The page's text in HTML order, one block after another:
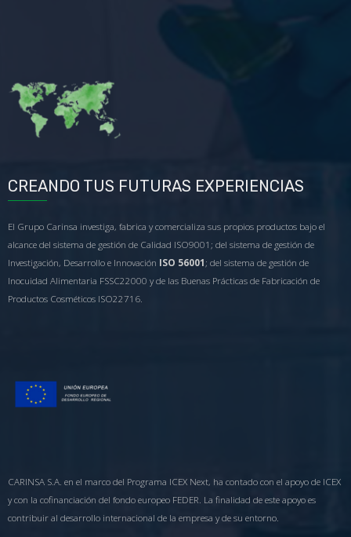
CREANDO TUS FUTURAS EXPERIENCIAS
El Grupo Carinsa investiga, fabrica y comercializa sus propios productos bajo el
alcance del sistema de gestión de Calidad ISO9001; del sistema de gestión de
Investigación, Desarrollo e Innovación ISO 56001 ; del sistema de gestión de
Inocuidad Alimentaria FSSC22000 y de las Buenas Prácticas de Fabricación de
Productos Cosméticos ISO22716.
CARINSA S.A. en el marco del Programa ICEX Next, ha contado con el apoyo de ICEX
y con la cofinanciación del fondo europeo FEDER. La finalidad de este apoyo es
contribuir al desarrollo internacional de la empresa y de su entorno.